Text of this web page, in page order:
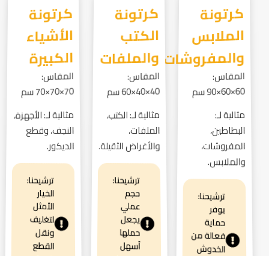
كرتونة
الملابس
والمفروشات
المقاس:
60×60×90 سم
مثالية لـ:
البطاطين،
المفروشات،
والملابس.
ترشيحنا:
يوفر
حماية
فعالة من
الخدوش
كرتونة
الكتب
والملفات
المقاس:
40×40×60 سم
مثالية لـ: الكتب،
الملفات،
والأغراض الثقيلة.
ترشيحنا:
حجم
عملي
يجعل
حملها
أسهل
كرتونة
الأشياء
الكبيرة
المقاس:
70×70×70 سم
مثالية لـ: الأجهزة،
النجف، وقطع
الديكور.
ترشيحنا:
الخيار
الأمثل
لتغليف
ونقل
القطع